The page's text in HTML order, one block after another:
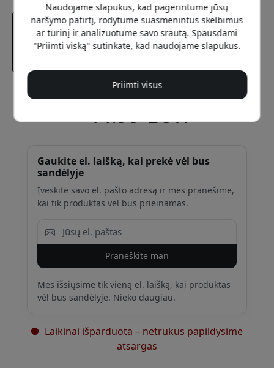
44.99 EUR
Gaukite el. laišką, kai prekė vėl bus
sandėlyje
Įveskite savo el. pašto adresą ir mes pranešime,
kai tik produktas vėl bus prieinamas.
Praneškite man
Mes išsiųsime tik vieną el. laišką, kai produktas
vėl bus sandėlyje. Nieko daugiau.
Laikinai išparduota – netrukus papildysime
atsargas
Naudojame slapukus, kad pagerintume jūsų
naršymo patirtį, rodytume suasmenintus skelbimus
ar turinį ir analizuotume savo srautą. Spausdami
"Priimti viską" sutinkate, kad naudojame slapukus.
Priimti visus